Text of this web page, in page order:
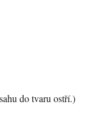
do tvaru ostří.)